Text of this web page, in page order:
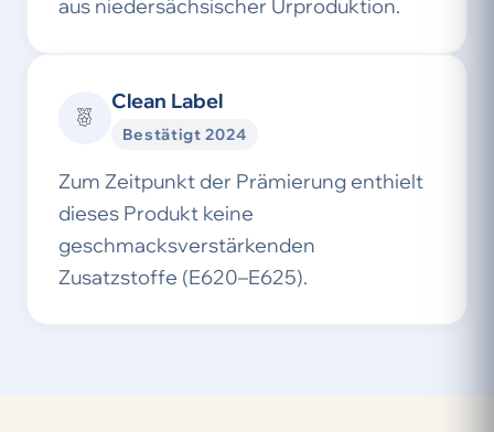
aus niedersächsischer Urproduktion.
Clean Label
Bestätigt 2024
Zum Zeitpunkt der Prämierung enthielt
dieses Produkt keine
geschmacksverstärkenden
Zusatzstoffe (E620–E625).